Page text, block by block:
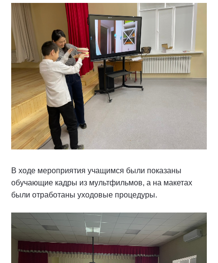
В ходе мероприятия учащимся были показаны
обучающие кадры из мультфильмов, а на макетах
были отработаны уходовые процедуры.